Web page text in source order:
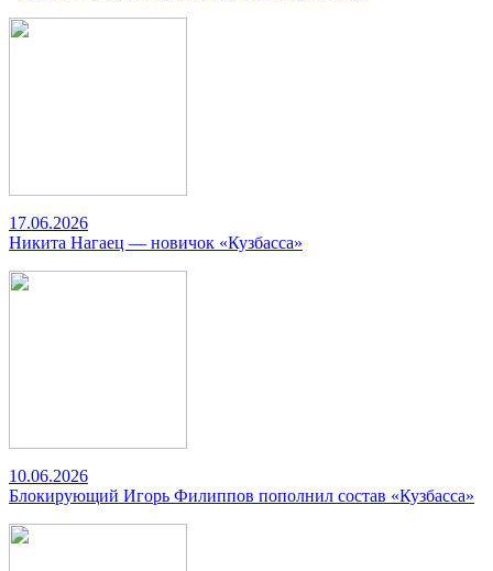
17.06.2026
Никита Нагаец — новичок «Кузбасса»
10.06.2026
Блокирующий Игорь Филиппов пополнил состав «Кузбасса»